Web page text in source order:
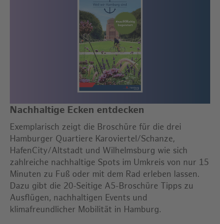
Nachhaltige Ecken entdecken
Exemplarisch zeigt die Broschüre für die drei
Hamburger Quartiere Karoviertel/Schanze,
HafenCity/Altstadt und Wilhelmsburg wie sich
zahlreiche nachhaltige Spots im Umkreis von nur 15
Minuten zu Fuß oder mit dem Rad erleben lassen.
Dazu gibt die 20-Seitige A5-Broschüre Tipps zu
Ausflügen, nachhaltigen Events und
klimafreundlicher Mobilität in Hamburg.